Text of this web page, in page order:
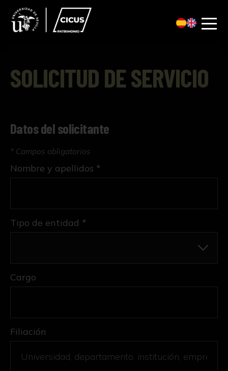
SOLICITUD DE SERVICIO
Datos del solicitante
* Campos obligatorios
Tipo de entidad *
Nombre y apellidos *
Cargo
Filiación